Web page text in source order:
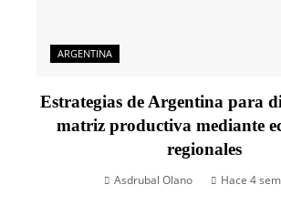
ARGENTINA
Estrategias de Argentina para
matriz productiva mediante
regionales
Asdrubal Olano Hace 4